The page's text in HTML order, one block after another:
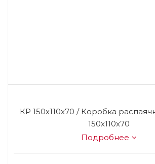
КР 150х110х70 / Коробка
150х110х70
Подробнее